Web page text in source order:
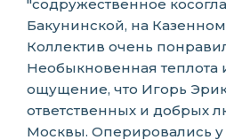
"содружественное
Бакунинской, на
Коллектив очень
Необыкновенная теплота
ощущение, что Игорь
ответственных и добрых
Москвы. Оперировались у